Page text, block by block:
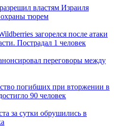
властям Израиля
охраны тюрем
загорелся после атаки
Пострадал 1 человек
переговоры между
погибших при вторжении в
90 человек
за сутки обрушились в